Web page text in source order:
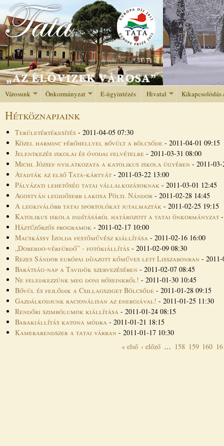
Jump to navigation
Városunk Önkormányzat E-ügyintézés Hivatal Kikapcsolódás
Hétköznapjaink
Területértékesítés - 2011-04-05 07:30
Közel harminc férőhellyel bővült a bölcsőde - 2011-04-01 09:15
Jelentkezés iskolai és óvodai felvételre - 2011-03-31 08:00
Michl József nyilatkozata a katolikus iskola ügyében - 2011-
Átadták az első Tata-kártyát - 2011-03-22 13:00
Pályázati lehetőség tatai vállalkozásoknak - 2011-03-01 12:45
Agostyán legidősebb lakosa Pöltl Nándor - 2011-02-28 14:45
A legkiválóbb tatai sportolókat jutalmazták - 2011-02-25 19:15
Katolikus iskola indításáról határozott a tatai önkormányzat
Háztűzőrzős programok - 2011-02-17 10:00
Macskássy Izolda festőművész kiállítása - 2011-02-16 16:00
„Doberdo-vérfürdő” - fotókiállítás - 2011-02-09 08:30
Rezes Sándor európai díjazott kőműves lett Lisszabonban -
Barátság-nap a Tavidök szervezésében - 2011-02-07 08:45
Ne feledkezzünk meg doni hőseinkről! - 2011-01-30 10:45
Bővül és fejlődik a Csillagsziget Bölcsőde - 2011-01-28 09:15
Gazdálkodjunk racionálisan az energiával! - 2011-01-25 11:30
Rendőri szimbólumok kiállítása - 2011-01-24 08:15
Babakiállítás katona módra - 2011-01-21 18:15
Kamerarendszer a tatai várban - 2011-01-17 10:30
« első ‹ előző … 158 159 160